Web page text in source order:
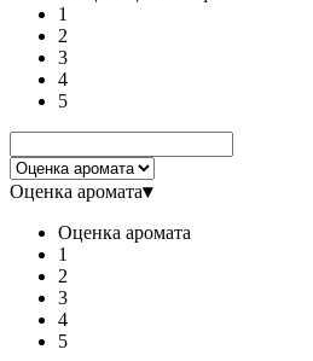
1
2
3
4
5
Оценка аромата▾
Оценка аромата
1
2
3
4
5